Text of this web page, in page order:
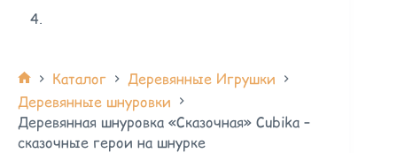
Каталог
Деревянные Игрушки
Деревянные шнуровки
Деревянная шнуровка «Сказочная» Cubika –
сказочные герои на шнурке